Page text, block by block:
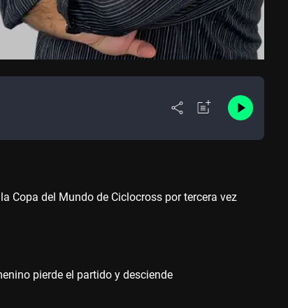
Copa del Mundo de Ciclocross por tercera vez
pierde el partido y desciende